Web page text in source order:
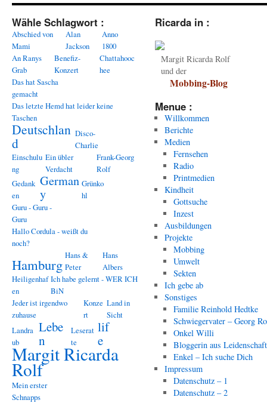
Wähle Schlagwort :
Abschied von
Mami
Alan
Jackson
Anno
1800
An Ranys
Grab
Benefiz-
Konzert
Chattahooc
hee
Das hat Sascha
gemacht
Das letzte Hemd hat leider keine
Taschen
Deutschlan
d
Disco-
Charlie
Einschulu
ng
Ein übler
Verdacht
Frank-Georg
Rolf
Gedank
en
German
y
Grünko
hl
Guru - Guru -
Guru
Hallo Cordula - weißt du
noch?
Hamburg
Hans &
Peter
Hans
Albers
Heiligenhaf
en
Ich habe gelernt - WER ICH
BiN
Jeder ist irgendwo
zuhause
Konze
rt
Land in
Sicht
Landra
ub
Lebe
n
Leserat
te
lif
e
Margit Ricarda
Rolf
Mein erster
Schnapps
Ricarda in :
Margit Ricarda Rolf
und der
Mobbing-Blog
Menue :
Willkommen
Berichte
Medien
Fernsehen
Radio
Printmedien
Kindheit
Gottsuche
Inzest
Ausbildungen
Projekte
Mobbing
Umwelt
Sekten
Ich gebe ab
Sonstiges
Familie Reinhold Hedtke
Schwiegervater – Georg
Onkel Willi
Bloggerin aus Leidenschaft
Enkel – Ich suche Dich
Impressum
Datenschutz – 1
Datenschutz – 2